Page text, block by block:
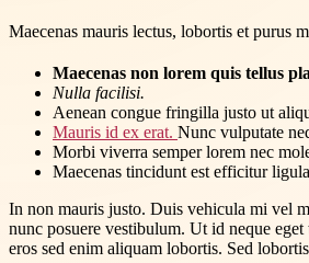
Maecenas mauris lectus, lobortis et purus
Maecenas non lorem quis tellus
Nulla facilisi.
Aenean congue fringilla justo ut
Mauris id ex erat. Nunc vulputate
Morbi viverra semper lorem nec
Maecenas tincidunt est efficitur
In non mauris justo. Duis vehicula mi vel
nunc posuere vestibulum. Ut id neque
eros sed enim aliquam lobortis. Sed